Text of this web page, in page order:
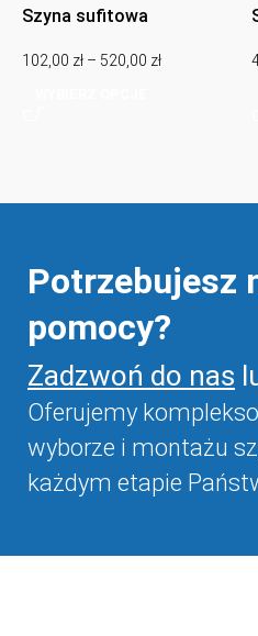
Szyna sufitowa
karnisz sufitowy
102,00 zł – 520,00 zł
Potrzebujesz
pomocy?
Zadzwoń do nas
Oferujemy
wyborze i montażu
każdym etapie